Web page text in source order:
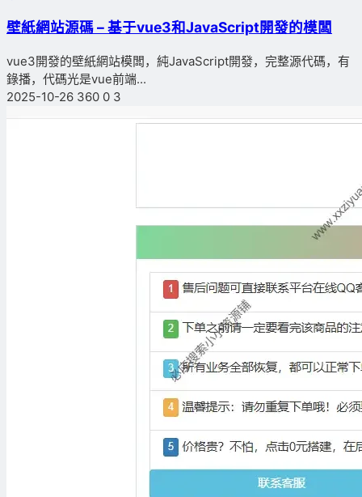
壁紙網站源碼 – 基于vue3和JavaScript開發的模闆
vue3開發的壁紙網站模闆，純JavaScript開發，完整源代碼，有
錄播，代碼光是vue前端...
2025-10-26 360 0 3